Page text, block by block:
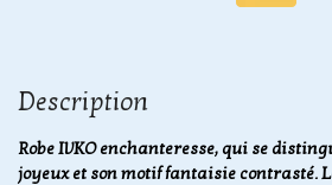
Description
Robe IVKO enchanteresse, qui se
joyeux et son motif fantaisie contrasté.